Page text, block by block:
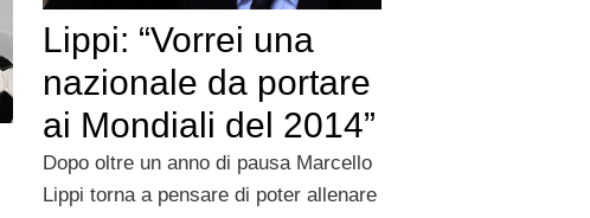
Lippi: “Vorrei una
nazionale da portare
ai Mondiali del 2014”
Dopo oltre un anno di pausa Marcello
Lippi torna a pensare di poter allenare